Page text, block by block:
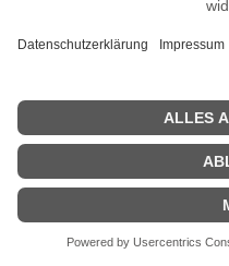
Julie Kurz bei X/Twitter n.n.v.
Sendungen mit Julie Kurz Filme
Ausland und aktuelles
ZAPP – Das Medienmagazin
| Biografie kurz |